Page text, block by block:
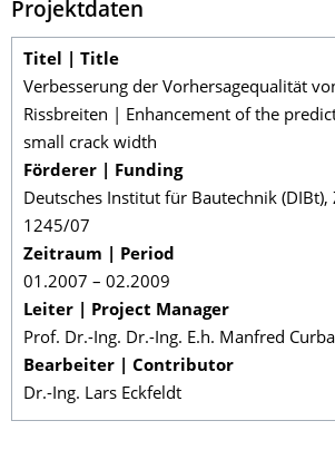
Projektdaten
Titel | Title
Verbesserung der Vorhersagequalität
Rissbreiten | Enhancement of the
small crack width
Förderer | Funding
Deutsches Institut für Bautechnik (DIBt),
1245/07
Zeitraum | Period
01.2007 – 02.2009
Leiter | Project Manager
Prof. Dr.-Ing. Dr.-Ing. E.h. Manfred
Bearbeiter | Contributor
Dr.-Ing. Lars Eckfeldt